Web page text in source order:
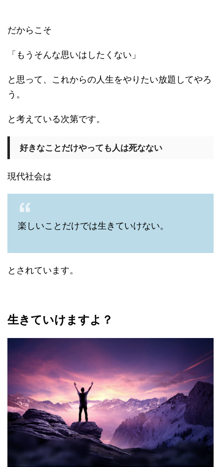
だからこそ
「もうそんな思いはしたくない」
と思って、これからの人生をやりたい放題してやろ
う。
と考えている次第です。
好きなことだけやっても人は死なない
現代社会は
楽しいことだけでは生きていけない。
とされています。
生きていけますよ？